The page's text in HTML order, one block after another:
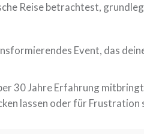
Reise betrachtest,
Event, das
30 Jahre Erfahrung
lassen oder für Frustration